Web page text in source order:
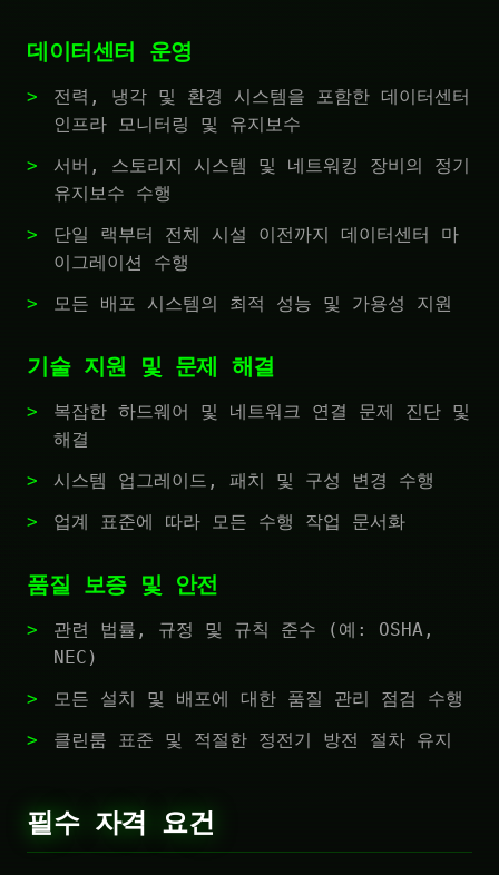
데이터센터 운영
전력, 냉각 및 환경 시스템을 포함한 데이터센터
인프라 모니터링 및 유지보수
서버, 스토리지 시스템 및 네트워킹 장비의 정기
유지보수 수행
단일 랙부터 전체 시설 이전까지 데이터센터 마
이그레이션 수행
모든 배포 시스템의 최적 성능 및 가용성 지원
기술 지원 및 문제 해결
복잡한 하드웨어 및 네트워크 연결 문제 진단 및
해결
시스템 업그레이드, 패치 및 구성 변경 수행
업계 표준에 따라 모든 수행 작업 문서화
품질 보증 및 안전
관련 법률, 규정 및 규칙 준수 (예: OSHA,
NEC)
모든 설치 및 배포에 대한 품질 관리 점검 수행
클린룸 표준 및 적절한 정전기 방전 절차 유지
필수 자격 요건